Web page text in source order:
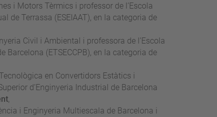
i Motors Tèrmics i professor de l’Escola
de Terrassa (ESEIAAT), en la categoria de
Civil i Ambiental i professora de l’Escola
Barcelona (ETSECCPB), en la categoria de
en Convertidors Estàtics i
d’Enginyeria Industrial de Barcelona
,
i Enginyeria Multiescala de Barcelona i